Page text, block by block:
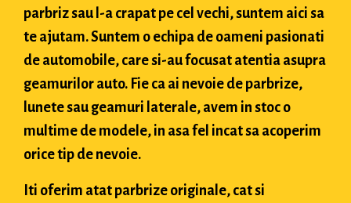
parbriz sau l-a crapat pe cel vechi, suntem aici sa
te ajutam. Suntem o echipa de oameni pasionati
de automobile, care si-au focusat atentia asupra
geamurilor auto. Fie ca ai nevoie de parbrize,
lunete sau geamuri laterale, avem in stoc o
multime de modele, in asa fel incat sa acoperim
orice tip de nevoie.
Iti oferim atat parbrize originale, cat si